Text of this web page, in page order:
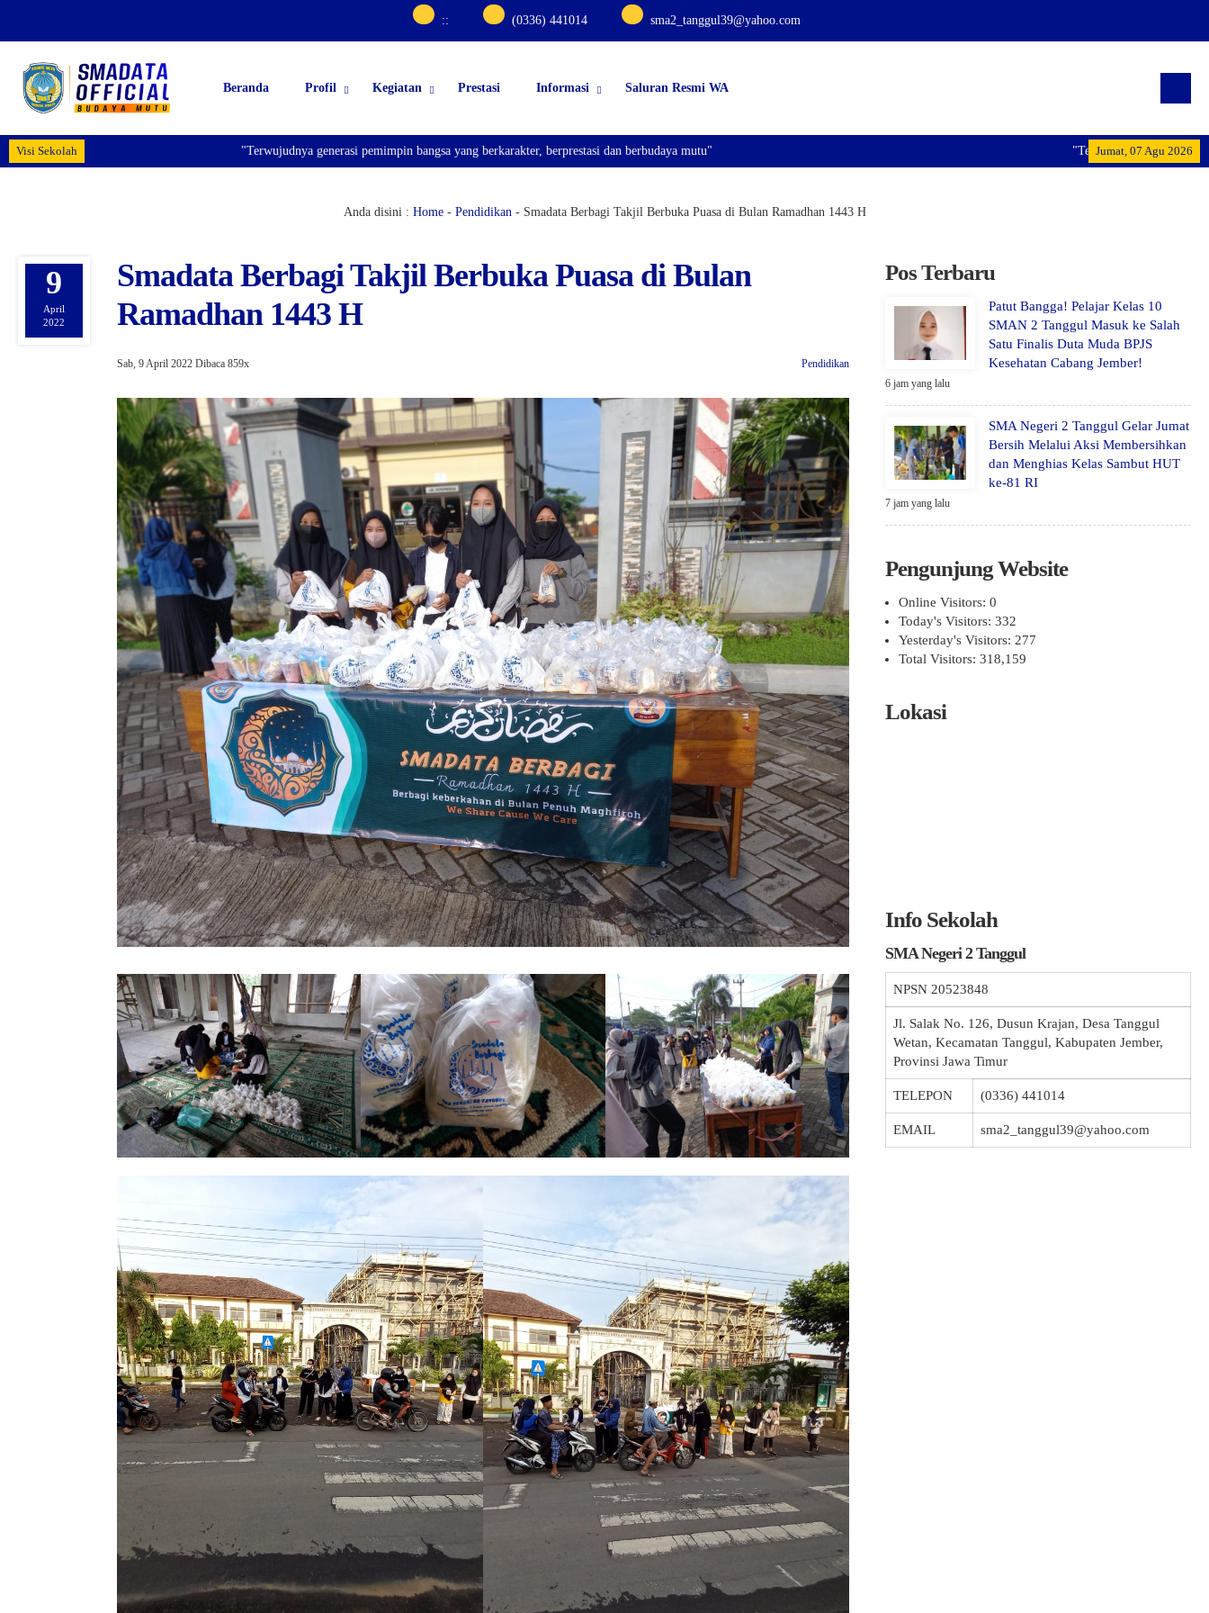
:: (0336) 441014 sma2_tanggul39@yahoo.com
Beranda Profil Kegiatan Prestasi Informasi Saluran Resmi WA
Visi Sekolah Jumat, 07 Agu 2026
"Terwujudnya generasi
"Terwujudnya generasi pemimpin bangsa yang berkarakter, berprestasi dan berbudaya mutu"
Anda disini : Home- Pendidikan- Smadata Berbagi Takjil Berbuka Puasa di Bulan Ramadhan 1443 H
9
April
2022
Smadata Berbagi Takjil Berbuka Puasa di Bulan
Ramadhan 1443 H
Sab, 9 April 2022 Dibaca 859x Pendidikan
Pos Terbaru
Patut Bangga! Pelajar Kelas 10
SMAN 2 Tanggul Masuk ke Salah
Satu Finalis Duta Muda BPJS
Kesehatan Cabang Jember!
6 jam yang lalu
SMA Negeri 2 Tanggul Gelar Jumat
Bersih Melalui Aksi Membersihkan
dan Menghias Kelas Sambut HUT
ke-81 RI
7 jam yang lalu
Pengunjung Website
Online Visitors: 0
Today's Visitors: 332
Yesterday's Visitors: 277
Total Visitors: 318,159
Lokasi
Info Sekolah
SMA Negeri 2 Tanggul
NPSN 20523848
Jl. Salak No. 126, Dusun Krajan, Desa Tanggul
Wetan, Kecamatan Tanggul, Kabupaten Jember,
Provinsi Jawa Timur
TELEPON (0336) 441014
EMAIL sma2_tanggul39@yahoo.com